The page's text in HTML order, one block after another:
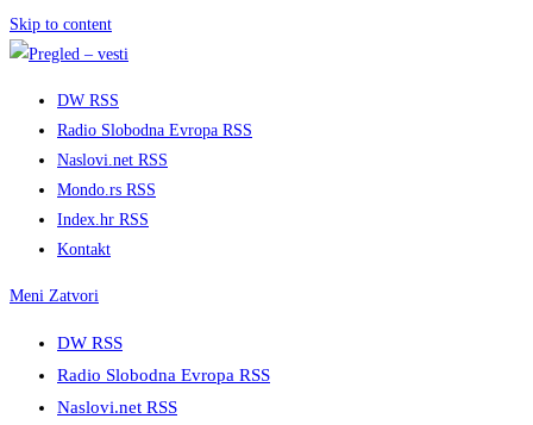
Skip to content
DW RSS
Radio Slobodna Evropa RSS
Naslovi.net RSS
Mondo.rs RSS
Index.hr RSS
Kontakt
Meni Zatvori
DW RSS
Radio Slobodna Evropa RSS
Naslovi.net RSS